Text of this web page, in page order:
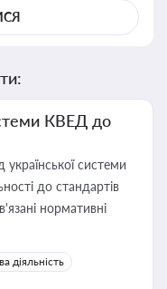
КВЕД до
системи
до стандартів
нормативні
діяльність